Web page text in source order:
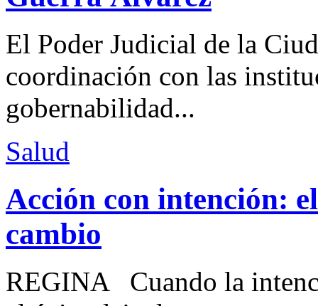
El Poder Judicial de la
coordinación con las
gobernabilidad...
Salud
Acción con intención:
cambio
REGINA Cuando la